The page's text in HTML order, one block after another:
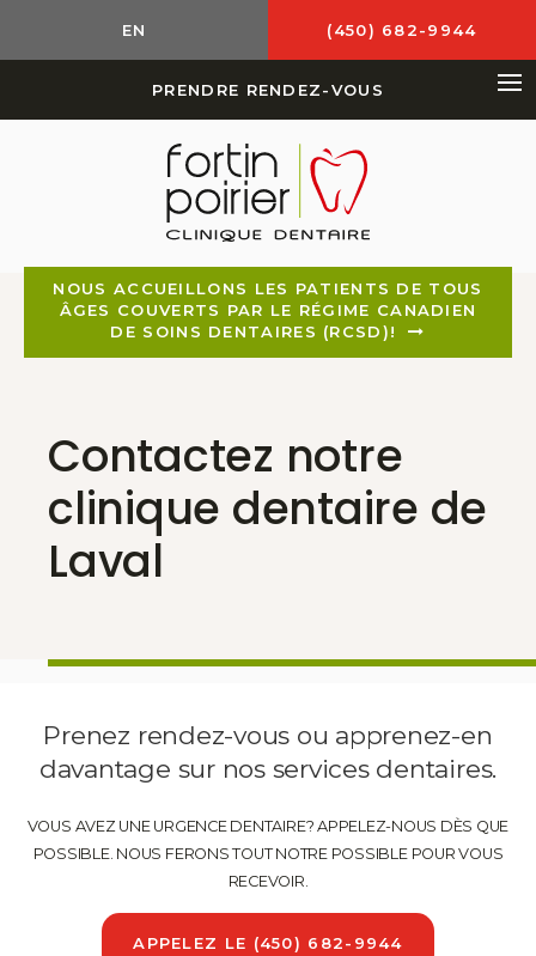
EN (450) 682-9944
PRENDRE RENDEZ-VOUS
NOUS ACCUEILLONS LES PATIENTS DE TOUS
ÂGES COUVERTS PAR LE RÉGIME CANADIEN
DE SOINS DENTAIRES (RCSD)!
Contactez notre
clinique dentaire de
Laval
Prenez rendez-vous ou apprenez-en
davantage sur nos services dentaires.
VOUS AVEZ UNE URGENCE DENTAIRE? APPELEZ-NOUS DÈS QUE
POSSIBLE. NOUS FERONS TOUT NOTRE POSSIBLE POUR VOUS
RECEVOIR.
APPELEZ LE (450) 682-9944